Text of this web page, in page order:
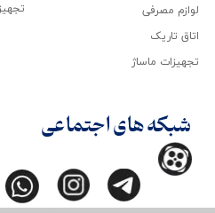
لوازم مصرفی
اتاق تاریک
تجهیزات ماساژ
شبکه های اجتماعی